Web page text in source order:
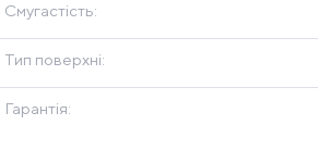
Смугастість:
Тип поверхні:
Гарантія: